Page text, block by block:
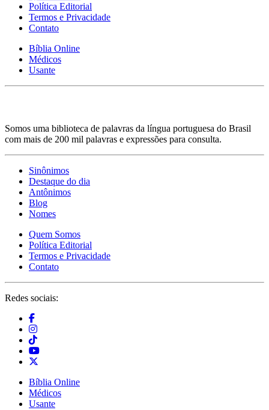
Política Editorial
Termos e Privacidade
Contato
Bíblia Online
Médicos
Usante
Somos uma biblioteca de palavras da língua portuguesa do Brasil
com mais de 200 mil palavras e expressões para consulta.
Sinônimos
Destaque do dia
Antônimos
Blog
Nomes
Quem Somos
Política Editorial
Termos e Privacidade
Contato
Redes sociais:
Bíblia Online
Médicos
Usante